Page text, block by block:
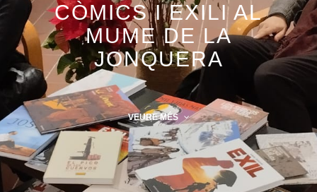
CÒMICS I EXILI AL
MUME DE LA
JONQUERA
VEURE MÉS